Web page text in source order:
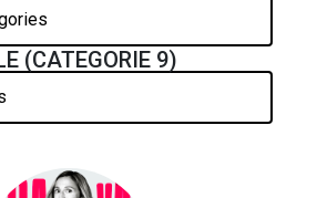
(CATEGORIE 9)